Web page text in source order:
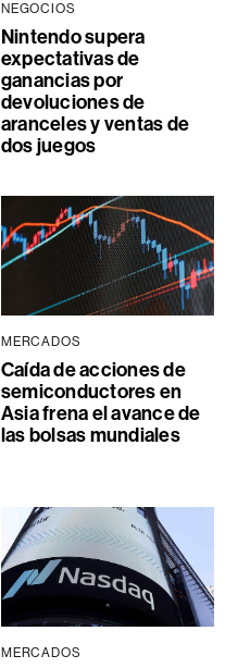
NEGOCIOS
Nintendo supera
expectativas de
ganancias por
devoluciones de
aranceles y ventas de
dos juegos
MERCADOS
Caída de acciones de
semiconductores en
Asia frena el avance de
las bolsas mundiales
MERCADOS